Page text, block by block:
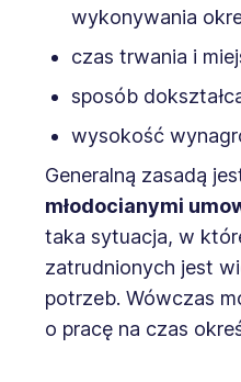
wykonywania
czas trwania i
sposób
wysokość
Generalną zasadą
młodocianymi
taka sytuacja, w
zatrudnionych jest
potrzeb. Wówczas
o pracę na czas